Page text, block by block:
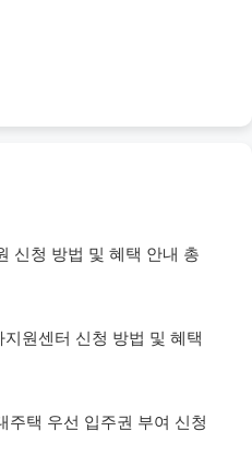
신청 방법 및 혜택 안내 총
원센터 신청 방법 및 혜택
주택 우선 입주권 부여 신청